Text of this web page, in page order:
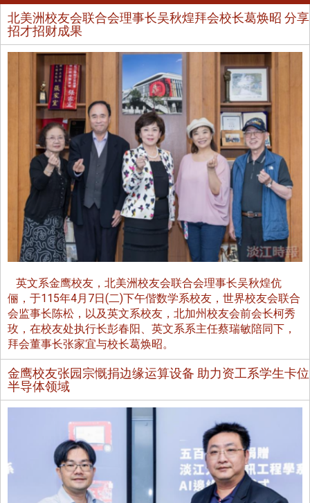
北美洲校友会联合会理事长吴秋煌拜会校长葛焕昭 分享
招才招财成果
英文系金鹰校友，北美洲校友会联合会理事长吴秋煌伉
俪，于115年4月7日(二)下午偕数学系校友，世界校友会联合
会监事长陈松，以及英文系校友，北加州校友会前会长柯秀
玫，在校友处执行长彭春阳、英文系系主任蔡瑞敏陪同下，
拜会董事长张家宜与校长葛焕昭。
金鹰校友张园宗慨捐边缘运算设备 助力资工系学生卡位
半导体领域